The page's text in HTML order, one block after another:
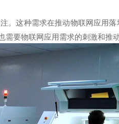
。这种需求在推动物联网应用
要物联网应用需求的刺激和推动